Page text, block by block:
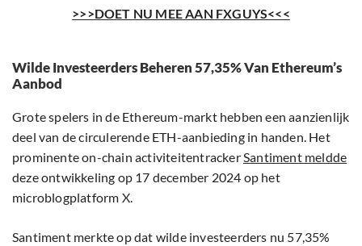
>>>DOET NU MEE AAN FXGUYS<<<
Wilde Investeerders Beheren 57,35% Van Ethereum’s
Aanbod
Grote spelers in de Ethereum-markt hebben een aanzienlijk
deel van de circulerende ETH-aanbieding in handen. Het
prominente on-chain activiteitentrackerSantiment meldde
deze ontwikkeling op 17 december 2024 op het
microblogplatform X.
Santiment merkte op dat wilde investeerders nu 57,35%